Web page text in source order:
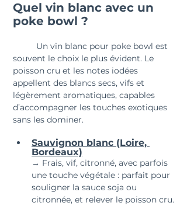
Quel vin blanc avec un
poke bowl ?
souvent le choix le plus évident. Le
poisson cru et les notes iodées
appellent des blancs secs, vifs et
légèrement aromatiques, capables
d’accompagner les touches exotiques
sans les dominer.
Sauvignon blanc (Loire,
Bordeaux)
→ Frais, vif, citronné, avec parfois
une touche végétale : parfait pour
souligner la sauce soja ou
citronnée, et relever le poisson cru.